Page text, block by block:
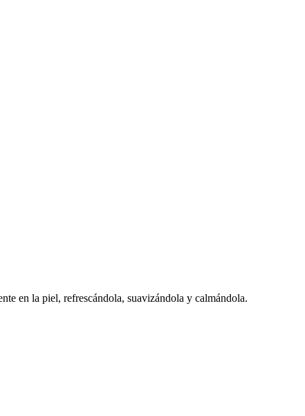
en la piel, refrescándola, suavizándola y calmándola.